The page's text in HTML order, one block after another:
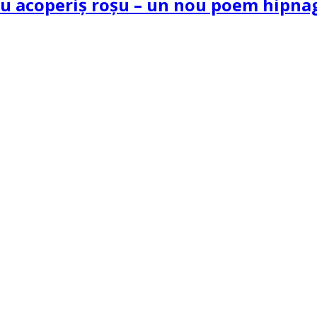
acoperiș roșu – un nou poem